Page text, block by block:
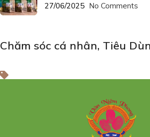
27/06/2025 No Comments
Chăm sóc cá nhân, Tiêu